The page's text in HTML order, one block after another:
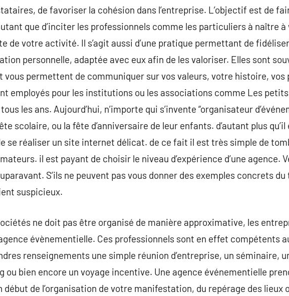
de favoriser la cohésion dans l’entreprise. L’objectif est de
que d’inciter les professionnels comme les particuliers à naître à
de votre activité. Il s’agit aussi d’une pratique permettant de
personnelle, adaptée avec eux afin de les valoriser. Elles sont
vous permettent de communiquer sur vos valeurs, votre histoire,
employés pour les institutions ou les associations comme Les
les ans. Aujourd’hui, n’importe qui s’invente “organisateur
scolaire, ou la fête d’anniversaire de leur enfants. d’autant plus qu’il
se réaliser un site internet délicat. de ce fait il est très simple de
il est payant de choisir le niveau d’expérience d’une agence.
S’ils ne peuvent pas vous donner des exemples concrets
suspicieux.
ne doit pas être organisé de manière approximative, les
évènementielle. Ces professionnels sont en effet compétents
renseignements une simple réunion d’entreprise, un séminaire,
ou bien encore un voyage incentive. Une agence événementielle
de l’organisation de votre manifestation, du repérage des lieux